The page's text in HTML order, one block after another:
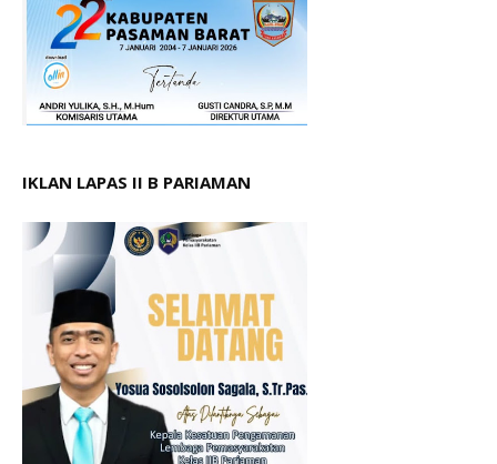
IKLAN LAPAS II B PARIAMAN